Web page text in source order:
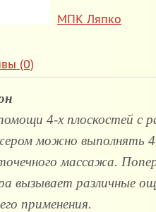
МПК Ляпко
(0)
4-х плоскостей с
можно выполнять 4
массажа.
вызывает различные
применения.